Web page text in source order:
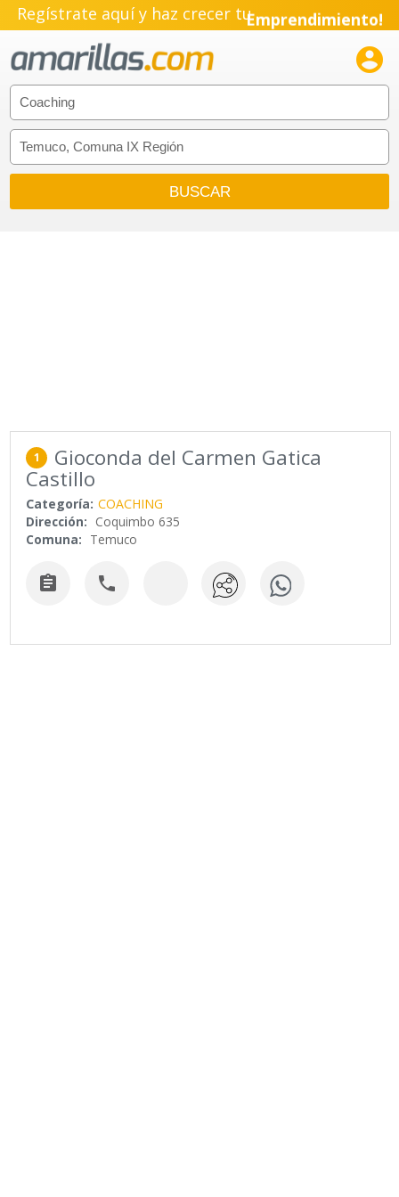
Regístrate aquí y haz crecer tuEmprendimiento!

1 Gioconda del Carmen Gatica
Castillo
Categoría: COACHING
Dirección: Coquimbo 635
Comuna: Temuco
 